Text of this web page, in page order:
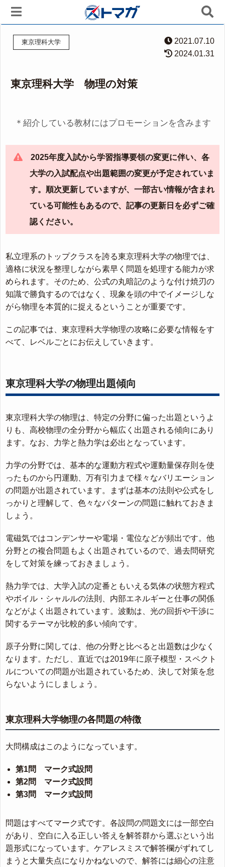
東京理科大学
2021.07.10
2024.01.31
東京理科大学 物理の対策
＊紹介している教材にはプロモーションを含みます
2025年度入試から学習指導要領の変更に伴い、各
大学の入試配点や出題範囲の変更が予定されていま
す。順次更新していますが、一部古い情報が含まれ
ている可能性もあるので、記事の更新日を必ずご確
認ください。
私立理系のトップクラスを誇る東京理科大学の物理では、
適格に状況を整理しながら素早く問題を処理する能力が求
められます。そのため、公式の丸暗記のような付け焼刃の
知識で勝負するのではなく、現象を頭の中でイメージしな
がら物理を本質的に捉えるということが重要です。
この記事では、東京理科大学物理の攻略に必要な情報をす
べて、レベルごとにお伝えしていきます。
東京理科大学の物理出題傾向
東京理科大学の物理は、特定の分野に偏った出題というよ
りも、高校物理の全分野から幅広く出題される傾向にあり
ます。なお、力学と熱力学は必出となっています。
力学の分野では、基本的な運動方程式や運動量保存則を使
ったものから円運動、万有引力まで様々なバリエーション
の問題が出題されています。まずは基本の法則や公式をし
っかりと理解して、色々なパターンの問題に触れておきま
しょう。
電磁気ではコンデンサーや電場・電位などが頻出です。他
分野との複合問題もよく出題されているので、過去問研究
をして対策を練っておきましょう。
熱力学では、大学入試の定番ともいえる気体の状態方程式
やボイル・シャルルの法則、内部エネルギーと仕事の関係
などがよく出題されています。波動は、光の回折や干渉に
関するテーマが比較的多い傾向です。
原子分野に関しては、他の分野と比べると出題数は少なく
なります。ただし、直近では2019年に原子模型・スペクト
ルについての問題が出題されているため、決して対策を怠
らないようにしましょう。
東京理科大学物理の各問題の特徴
大問構成はこのようになっています。
第1問 マーク式設問
第2問 マーク式設問
第3問 マーク式設問
問題はすべてマーク式です。各設問の問題文には一部空白
があり、空白に入る正しい答えを解答群から選ぶという出
題形式になっています。ケアレスミスで解答欄がずれてし
まうと大量失点になりかねないので、解答には細心の注意